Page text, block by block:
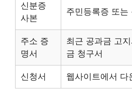
신분증
사본
주민등록증 또는
주소 증
명서
최근 공과금 고
금 청구서
신청서 웹사이트에서 다